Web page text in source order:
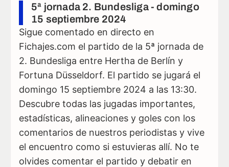
5ª jornada 2. Bundesliga - domingo
15 septiembre 2024
Sigue comentado en directo en
Fichajes.com el partido de la 5ª jornada de
2. Bundesliga entre Hertha de Berlín y
Fortuna Düsseldorf. El partido se jugará el
domingo 15 septiembre 2024 a las 13:30.
Descubre todas las jugadas importantes,
estadísticas, alineaciones y goles con los
comentarios de nuestros periodistas y vive
el encuentro como si estuvieras allí. No te
olvides comentar el partido y debatir en